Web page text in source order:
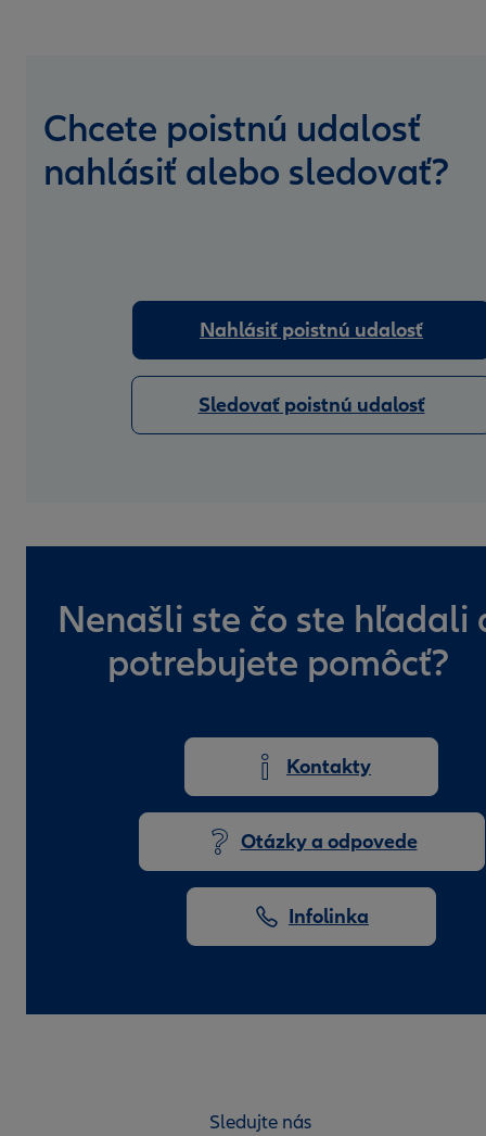
Chcete poistnú udalosť
nahlásiť alebo sledovať?
Nahlásiť poistnú udalosť
Sledovať poistnú udalosť
Nenašli ste čo ste hľadali
potrebujete pomôcť?
Kontakty
Otázky a odpovede
Infolinka
Sledujte nás